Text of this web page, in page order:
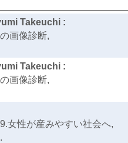
Takeuchi :
画像診断,
Takeuchi :
画像診断,
女性が産みやすい社会へ,